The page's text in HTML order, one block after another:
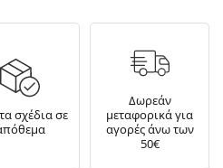
σχέδια σε
Δωρεάν
μεταφορικά για
αγορές άνω των
50€